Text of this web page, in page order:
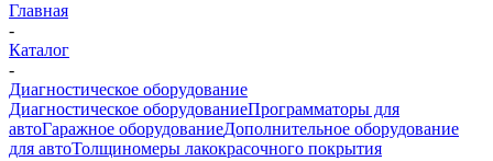
Главная
-
Каталог
-
Диагностическое оборудование
Диагностическое оборудованиеПрограмматоры для
автоГаражное оборудованиеДополнительное оборудование
для автоТолщиномеры лакокрасочного покрытия